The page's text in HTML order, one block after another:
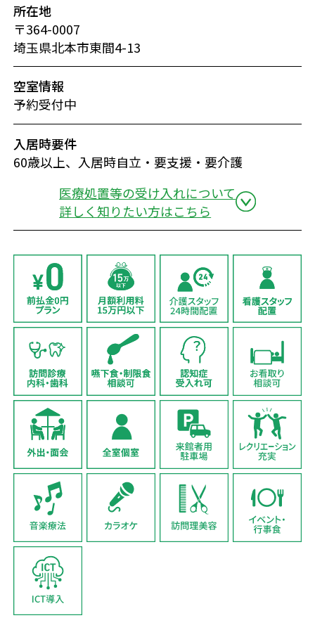
所在地
〒364-0007
埼玉県北本市東間4-13
空室情報
予約受付中
入居時要件
60歳以上、入居時自立・要支援・要介護
医療処置等の受け入れについて
詳しく知りたい方はこちら